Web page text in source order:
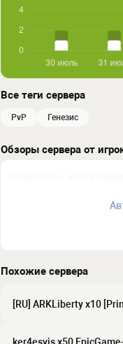
Все теги сервера
PvP генезис
Обзоры сервера от
Похожие сервера
[RU] ARKLiberty x10